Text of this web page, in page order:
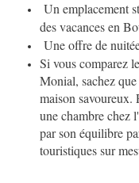
Un emplacement
des vacances en
Une offre de
Si vous comparez
Monial, sachez
maison
une chambre chez
par son équilibre
touristiques sur